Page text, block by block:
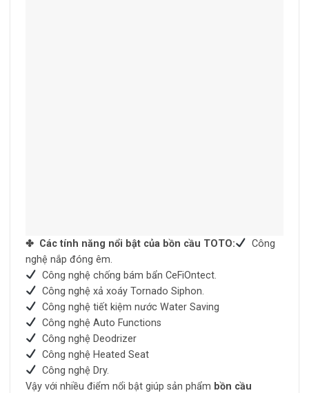
✤ Các tính năng nổi bật của bồn cầu TOTO:
Công
nghệ nắp đóng êm.
Công nghệ chống bám bẩn CeFiOntect.
Công nghệ xả xoáy Tornado Siphon.
Công nghệ tiết kiệm nước Water Saving
Công nghệ Auto Functions
Công nghệ Deodrizer
Công nghệ Heated Seat
Công nghệ Dry.
Vậy với nhiều điểm nổi bật giúp sản phẩm bồn cầu